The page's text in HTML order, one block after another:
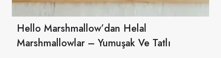
Hello Marshmallow’dan Helal
Marshmallowlar – Yumuşak Ve Tatlı